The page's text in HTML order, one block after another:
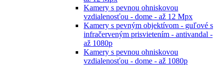
Kamery s pevnou ohniskovou
vzdialenosťou - dome - až 12 Mpx
Kamery s pevným objektívom - guľové s
infračerveným prisvietením - antivandal -
až 1080p
Kamery s pevnou ohniskovou
vzdialenosťou - dome - až 1080p